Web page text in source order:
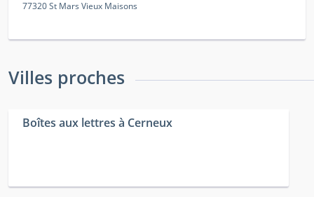
77320 St Mars Vieux Maisons
Villes proches
Boîtes aux lettres à Cerneux